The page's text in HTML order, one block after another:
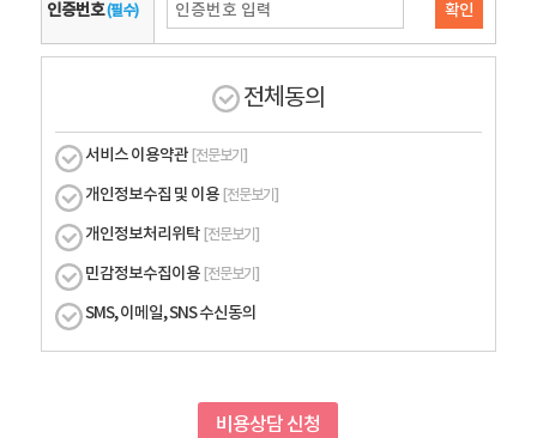
인증번호(필수) 확인
전체동의
서비스 이용약관 [전문보기]
개인정보수집 및 이용 [전문보기]
개인정보처리위탁 [전문보기]
민감정보수집이용 [전문보기]
SMS, 이메일, SNS 수신동의
비용상담 신청